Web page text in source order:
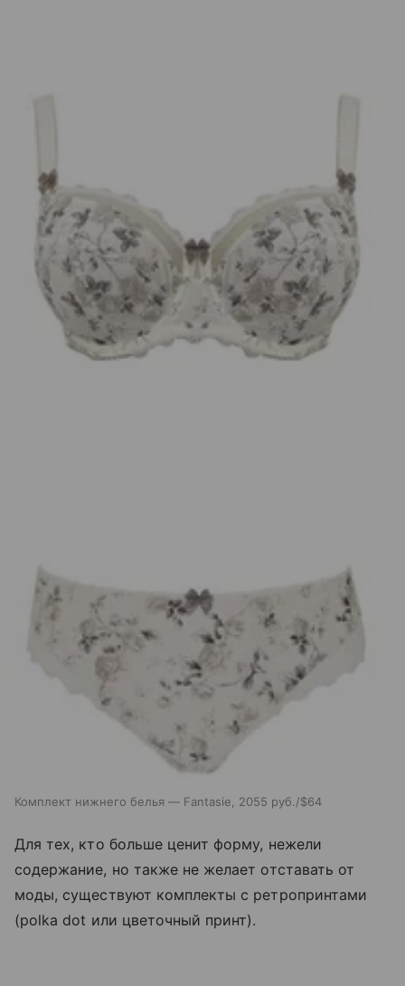
Комплект нижнего белья — Fantasie, 2055 руб./$64
Для тех, кто больше ценит форму, нежели
содержание, но также не желает отставать от
моды, существуют комплекты с ретропринтами
(polka dot или цветочный принт).